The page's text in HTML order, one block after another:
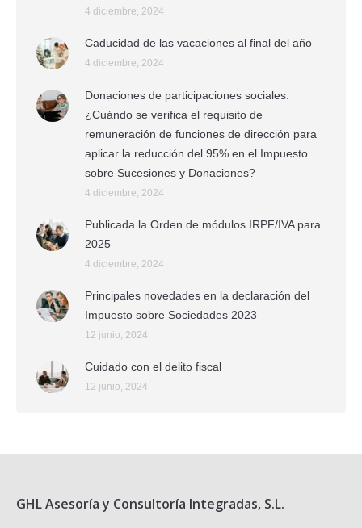
4 diciembre, 2024
Caducidad de las vacaciones al final del año
4 diciembre, 2024
Donaciones de participaciones sociales:
¿Cuándo se verifica el requisito de
remuneración de funciones de dirección para
aplicar la reducción del 95% en el Impuesto
sobre Sucesiones y Donaciones?
4 diciembre, 2024
Publicada la Orden de módulos IRPF/IVA para
2025
4 diciembre, 2024
Principales novedades en la declaración del
Impuesto sobre Sociedades 2023
12 junio, 2024
Cuidado con el delito fiscal
12 junio, 2024
GHL Asesoría y Consultoría Integradas, S.L.